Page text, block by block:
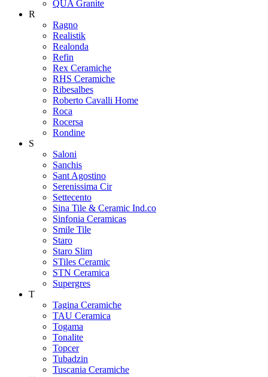
QUA Granite
R
Ragno
Realistik
Realonda
Refin
Rex Ceramiche
RHS Ceramiche
Ribesalbes
Roberto Cavalli Home
Roca
Rocersa
Rondine
S
Saloni
Sanchis
Sant Agostino
Serenissima Cir
Settecento
Sina Tile & Ceramic Ind.co
Sinfonia Ceramicas
Smile Tile
Staro
Staro Slim
STiles Ceramic
STN Ceramica
Supergres
T
Tagina Ceramiche
TAU Ceramica
Togama
Tonalite
Topcer
Tubadzin
Tuscania Ceramiche